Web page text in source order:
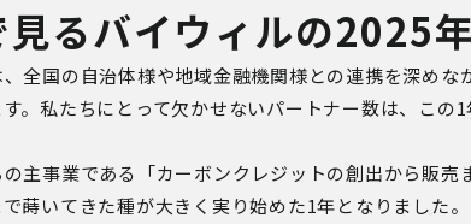
るバイウィルの2025年
全国の自治体様や地域金融機関様との連携を深めな
。私たちにとって欠かせないパートナー数は、この1
の主事業である「カーボンクレジットの創出から販
蒔いてきた種が大きく実り始めた1年となりました。